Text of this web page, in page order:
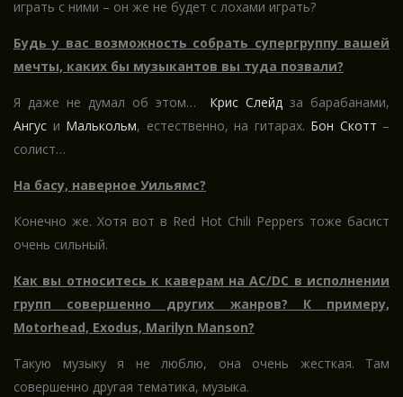
играть с ними – он же не будет с лохами играть?
Будь у вас возможность собрать супергруппу вашей
мечты, каких бы музыкантов вы туда позвали?
Я даже не думал об этом… Крис Слейдза барабанами,
Ангус и Малькольм, естественно, на гитарах. Бон Скотт –
солист…
На басу, наверное Уильямс?
Конечно же. Хотя вот в Red Hot Chili Peppers тоже басист
очень сильный.
Как вы относитесь к каверам на AC/DC в исполнении
групп совершенно других жанров? К примеру,
Motorhead, Exodus, Marilyn Manson?
Такую музыку я не люблю, она очень жесткая. Там
совершенно другая тематика, музыка.